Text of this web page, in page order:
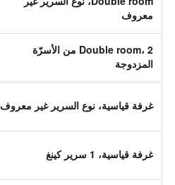
معروف
Double room، 2 من الأسرّة
المزدوجة
غرفة قياسية، نوع السرير غير معروف
غرفة قياسية، 1 سرير كينغ